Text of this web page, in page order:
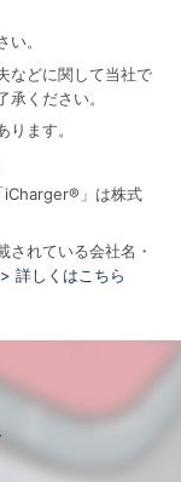
。
などに関して当社で
ください。
ます。
iCharger®」は株式
されている会社名・
> 詳しくはこちら